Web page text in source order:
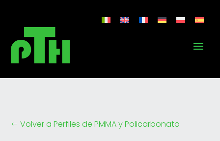
# Volver a Perfiles de PMMA y Policarbonato